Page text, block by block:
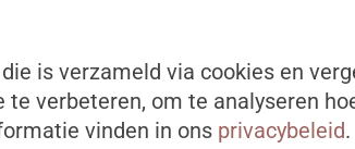
mee te maken heeft:
menselijkheid uit het oog te
niet enkel de wat naleven,
is verzameld via cookies en
verbeteren, om te analyseren
vinden in ons privacybeleid.